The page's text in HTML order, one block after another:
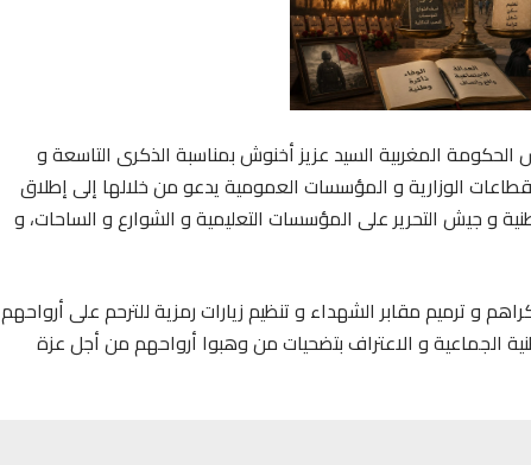
المغربية السيد عزيز أخنوش بمناسبة الذكرى التاسعة و
الوزارية و المؤسسات العمومية يدعو من خلالها إلى إطلاق
و جيش التحرير على المؤسسات التعليمية و الشوارع و الساحات، و
و ترميم مقابر الشهداء و تنظيم زيارات رمزية للترحم على أرواحهم
الجماعية و الاعتراف بتضحيات من وهبوا أرواحهم من أجل عزة